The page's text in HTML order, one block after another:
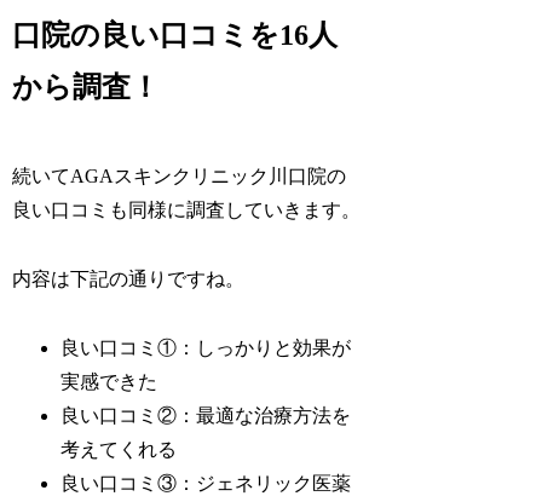
口院の良い口コミを16人
から調査！
続いてAGAスキンクリニック川口院の
良い口コミも同様に調査していきます。
内容は下記の通りですね。
良い口コミ①：しっかりと効果が
実感できた
良い口コミ②：最適な治療方法を
考えてくれる
良い口コミ③：ジェネリック医薬